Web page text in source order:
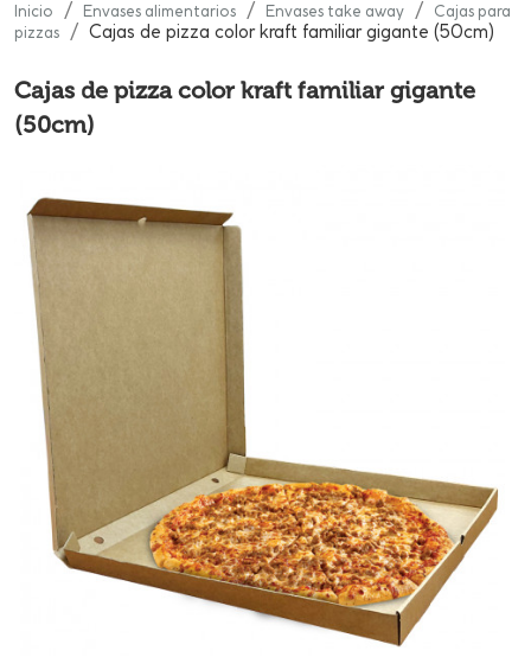
Inicio Envases alimentarios Envases take away
Cajas para
pizzas
Cajas de pizza color kraft familiar gigante (50cm)
Cajas de pizza color kraft familiar gigante
(50cm)